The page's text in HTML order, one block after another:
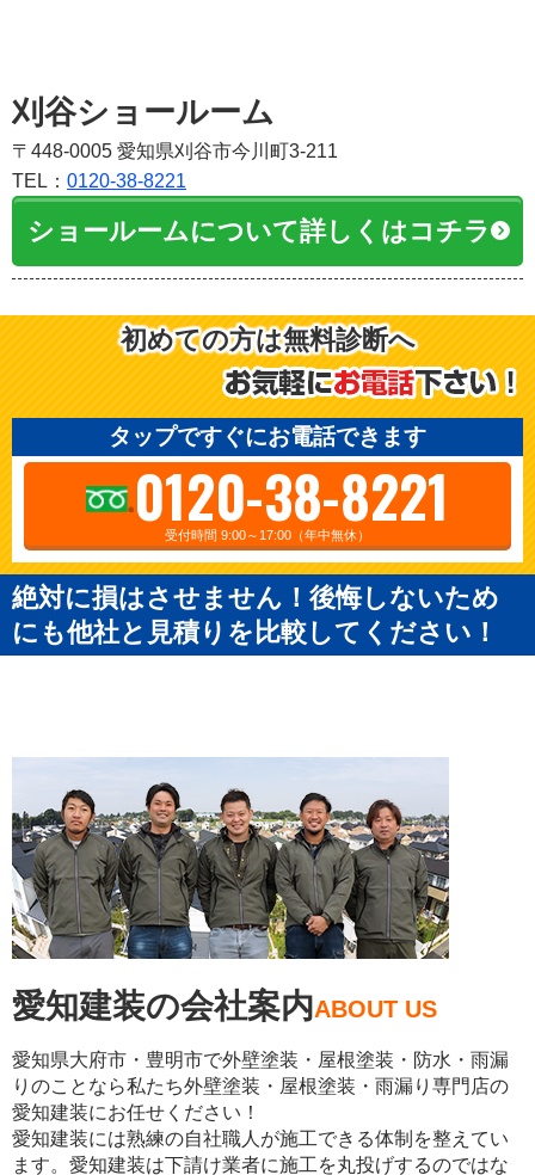
刈谷ショールーム
〒448-0005 愛知県刈谷市今川町3-211
TEL： 0120-38-8221
ショールームについて詳しくはコチラ
初めての方は無料診断へ
タップですぐにお電話できます
0120-38-8221
受付時間 9:00～17:00（年中無休）
絶対に損はさせません！後悔しないため
にも他社と見積りを比較してください！
愛知建装の会社案内ABOUT US
愛知県大府市・豊明市で外壁塗装・屋根塗装・防水・雨漏
りのことなら私たち外壁塗装・屋根塗装・雨漏り専門店の
愛知建装にお任せください！
愛知建装には熟練の自社職人が施工できる体制を整えてい
ます。愛知建装は下請け業者に施工を丸投げするのではな